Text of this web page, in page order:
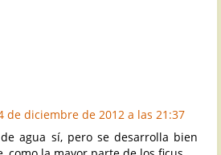
de diciembre de 2012 a las 21:37
agua sí, pero se desarrolla bien